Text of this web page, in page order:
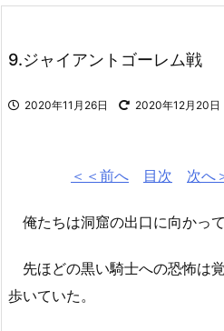
9.ジャイアントゴーレム戦
2020年11月26日 2020年12月20日
＜＜前へ 目次 次へ
俺たちは洞窟の出口に向かって
先ほどの黒い騎士への恐怖は
歩いていた。